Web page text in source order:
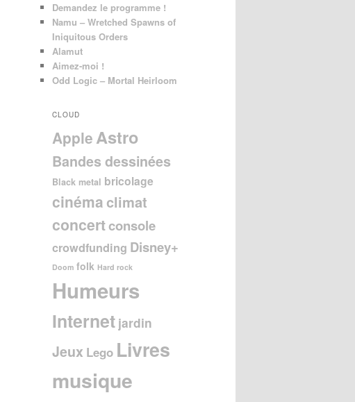
Demandez le programme !
Namu – Wretched Spawns of
Iniquitous Orders
Alamut
Aimez-moi !
Odd Logic – Mortal Heirloom
CLOUD
Apple Astro
Bandes dessinées
Black metal bricolage
cinéma climat
concertconsole
crowdfunding Disney+
Doom folk Hard rock
Humeurs
Internet jardin
Jeux Lego Livres
musique